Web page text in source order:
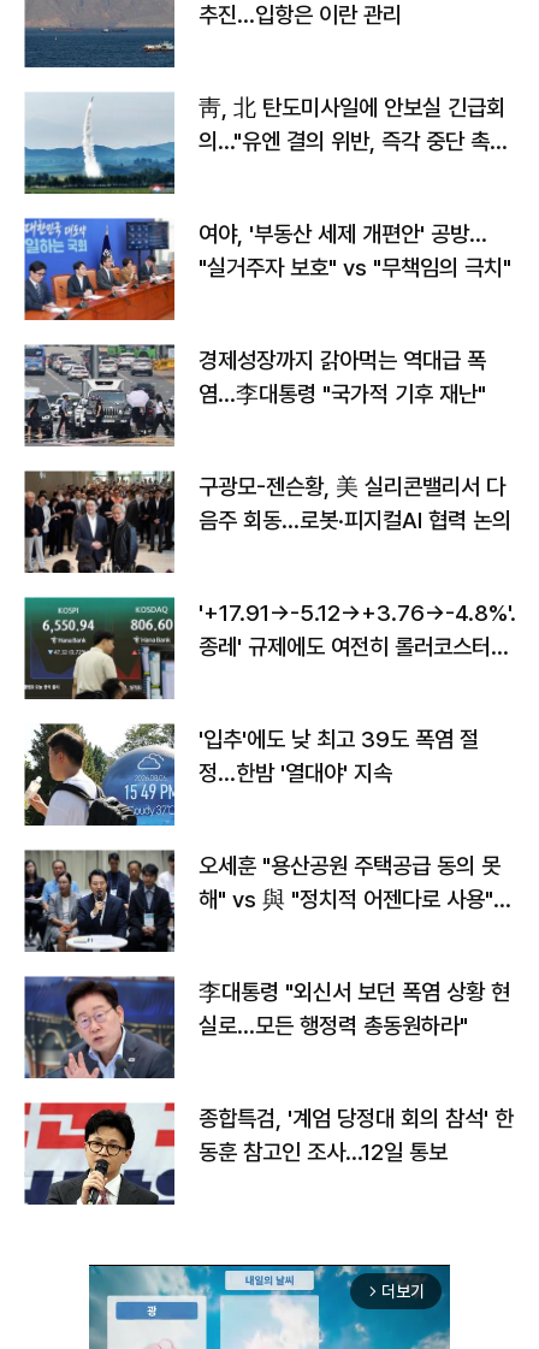
추진…입항은 이란 관리
靑, 北 탄도미사일에 안보실 긴급회
의…"유엔 결의 위반, 즉각 중단 촉
여야, '부동산 세제 개편안' 공방…
"실거주자 보호" vs "무책임의 극치"
경제성장까지 갉아먹는 역대급 폭
염…李대통령 "국가적 기후 재난"
구광모-젠슨황, 美 실리콘밸리서 다
음주 회동…로봇·피지컬AI 협력 논의
'+17.91→-5.12→+3.76→-4.8%'…'
종레' 규제에도 여전히 롤러코스터
'입추'에도 낮 최고 39도 폭염 절
정…한밤 '열대야' 지속
오세훈 "용산공원 주택공급 동의 못
해" vs 與 "정치적 어젠다로 사용"
李대통령 "외신서 보던 폭염 상황 현
실로…모든 행정력 총동원하라"
종합특검, '계엄 당정대 회의 참석' 한
동훈 참고인 조사...12일 통보
arrow_forward_ios 더보기